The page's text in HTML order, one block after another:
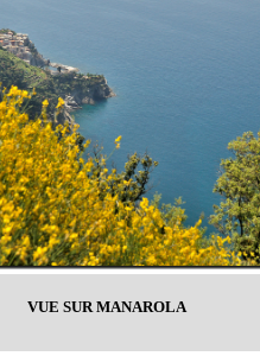
VUE SUR MANAROLA